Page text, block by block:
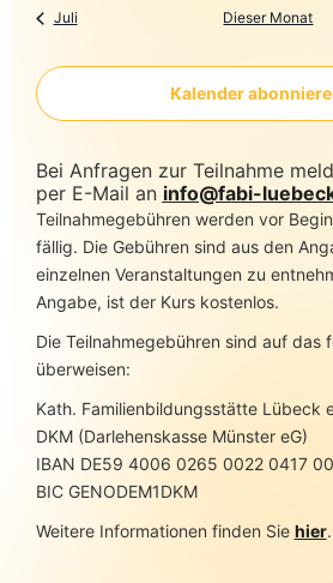
Juli Dieser Monat
Kalender
Bei Anfragen zur Teilnahme
per E-Mail an info@fabi-
Teilnahmegebühren werden vor
fällig. Die Gebühren sind aus den
einzelnen Veranstaltungen zu
Angabe, ist der Kurs kostenlos.
Die Teilnahmegebühren sind auf das
überweisen:
Kath. Familienbildungsstätte Lübeck
DKM (Darlehenskasse Münster eG)
IBAN DE59 4006 0265 0022 0417 00
BIC GENODEM1DKM
Weitere Informationen finden Sie hier.